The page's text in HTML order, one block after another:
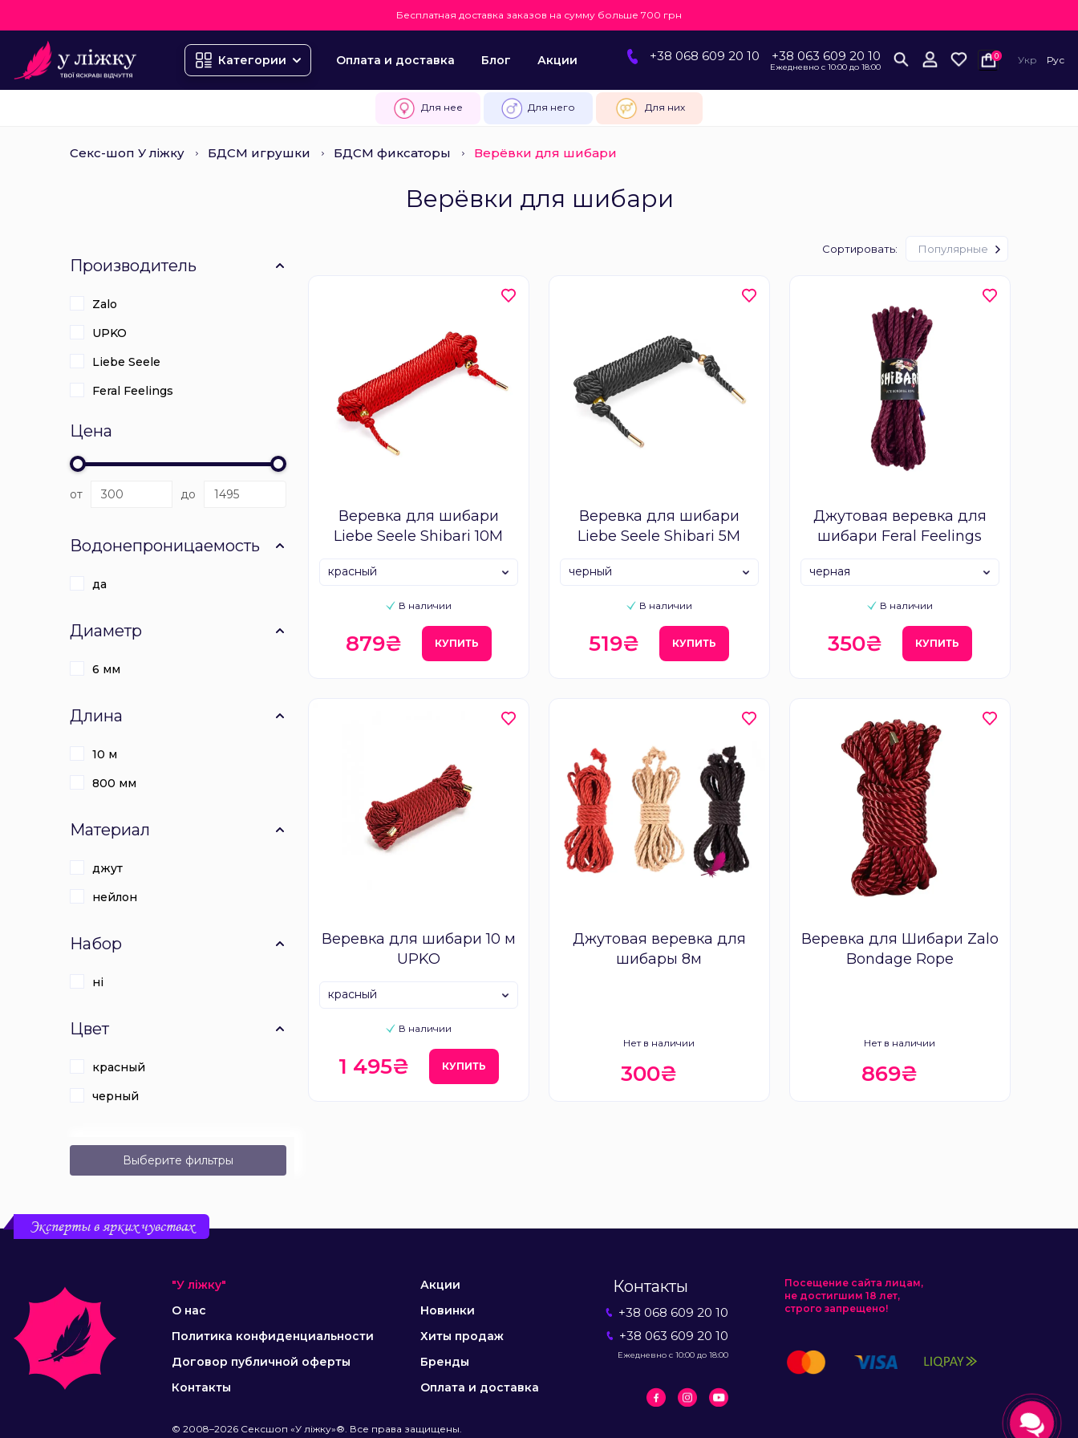
Бесплатная доставка заказов на сумму больше 700 грн
Категории Оплата и доставка Блог Акции +38 068 609 20 10 +38 063 609 20 10
Ежедневно с 10:00 до 18:00
0 Укр Рус
Для нее Для него Для них
Секс-шоп У ліжку БДСМ игрушки БДСМ фиксаторы Верёвки для шибари
Верёвки для шибари
Производитель
Zalo
UPKO
Liebe Seele
Feral Feelings
Цена
от до
Водонепроницаемость
да
Диаметр
6 мм
Длина
10 м
800 мм
Материал
джут
нейлон
Набор
ні
Цвет
красный
черный
Выберите фильтры
Сортировать: Популярные
Веревка для шибари
Liebe Seele Shibari 10M
В наличии
красный
879₴ КУПИТЬ
Веревка для шибари
Liebe Seele Shibari 5M
В наличии
черный
519₴ КУПИТЬ
Джутовая веревка для
шибари Feral Feelings
В наличии
черная
350₴ КУПИТЬ
Веревка для шибари 10 м
UPKO
В наличии
красный
1 495₴ КУПИТЬ
Джутовая веревка для
шибары 8м
Нет в наличии
300₴
Веревка для Шибари Zalo
Bondage Rope
Нет в наличии
869₴
Эксперты в ярких чувствах
"У ліжку"
О нас
Политика конфиденциальности
Договор публичной оферты
Контакты
Акции
Новинки
Хиты продаж
Бренды
Оплата и доставка
© 2008–2026 Сексшоп «У ліжку»®. Все права защищены.
Контакты
+38 068 609 20 10
+38 063 609 20 10
Ежедневно с 10:00 до 18:00
Посещение сайта лицам,
не достигшим 18 лет,
строго запрещено!